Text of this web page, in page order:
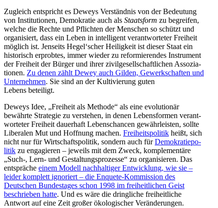
Zugleich entspricht es Deweys Verständnis von der Bedeutung
von Insti­tu­tionen, Demokratie auch als Staatsform zu begreifen,
welche die Rechte und Pflichten der Menschen so schützt und
organi­siert, dass ein Leben in intel­ligent verant­wor­teter Freiheit
möglich ist. Jenseits Hegel‘scher Heiligkeit ist dieser Staat ein
histo­risch erprobtes, immer wieder zu refor­mie­rendes Instrument
der Freiheit der Bürger und ihrer zivil­ge­sell­schaft­lichen Assozia­
tionen. Zu denen zählt Dewey auch Gilden, Gewerk­schaften und
Unter­nehmen. Sie sind an der Kulti­vierung guten
Lebens beteiligt.
Deweys Idee, „Freiheit als Methode“ als eine evolu­tionär
bewährte Strategie zu verstehen, in denen Lebens­formen verant­
wor­teter Freiheit dauerhaft Lebens­chancen gewähr­leisten, sollte
Liberalen Mut und Hoffnung machen. Freiheits­po­litik heißt, sich
nicht nur für Wirtschafts­po­litik, sondern auch fürDemokra­tie­po­
litik zu engagieren – jeweils mit dem Zweck, komple­mentäre
„Such‑, Lern- und Gestal­tungs­pro­zesse“ zu organi­sieren. Das
entspräche einem Modell nachhal­tiger Entwicklung, wie sie –
leider komplett ignoriert – die Enquete-Kommission des
Deutschen Bundes­tages schon 1998 im freiheit­lichen Geist
beschrieben hatte. Und es wäre die dring­liche freiheit­liche
Antwort auf eine Zeit großer ökolo­gi­scher Veränderungen.